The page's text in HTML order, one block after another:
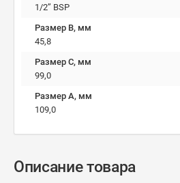
1/2’’ BSP
Размер B, мм
45,8
Размер C, мм
99,0
Размер А, мм
109,0
Описание товара